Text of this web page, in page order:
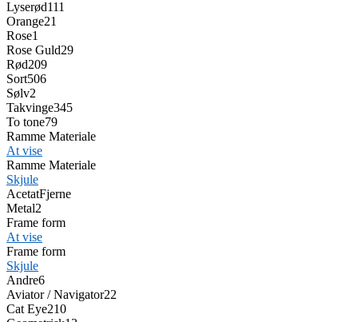
Lyserød111
Orange21
Rose1
Rose Guld29
Rød209
Sort506
Sølv2
Takvinge345
To tone79
Ramme Materiale
At vise
Ramme Materiale
Skjule
AcetatFjerne
Metal2
Frame form
At vise
Frame form
Skjule
Andre6
Aviator / Navigator22
Cat Eye210